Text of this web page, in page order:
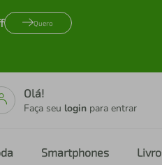
Quero
Olá!
Faça seu login para entrar
Smartphones